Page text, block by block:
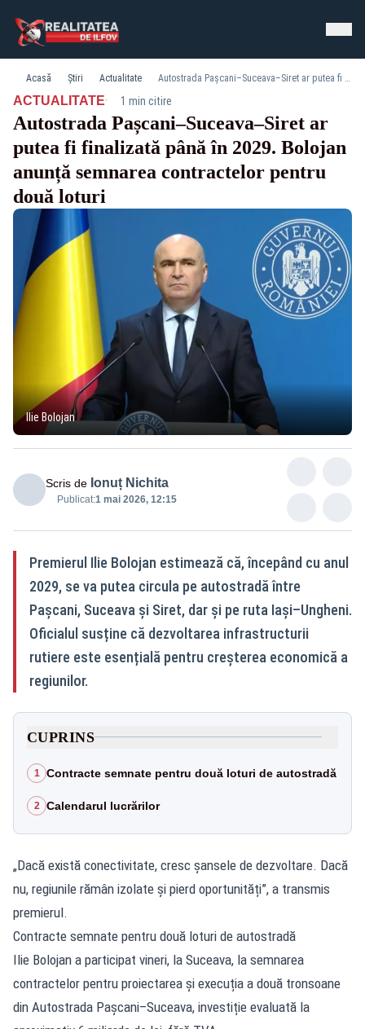
Acasă Știri Actualitate Autostrada Pașcani–Suceava–Siret ar putea fi finalizată până în 2029. Bolojan anunță semnarea contractelor pentru două loturi
ACTUALITATE· 1 min citire
Autostrada Pașcani–Suceava–Siret ar
putea fi finalizată până în 2029. Bolojan
anunță semnarea contractelor pentru
două loturi
Ilie Bolojan
Scris de Ionuț Nichita
Publicat:1 mai 2026, 12:15
Premierul Ilie Bolojan estimează că, începând cu anul
2029, se va putea circula pe autostradă între
Pașcani, Suceava și Siret, dar și pe ruta Iași–Ungheni.
Oficialul susține că dezvoltarea infrastructurii
rutiere este esențială pentru creșterea economică a
regiunilor.
CUPRINS
1 Contracte semnate pentru două loturi de autostradă
2 Calendarul lucrărilor
„Dacă există conectivitate, cresc șansele de dezvoltare. Dacă
nu, regiunile rămân izolate și pierd oportunități”, a transmis
premierul.
Contracte semnate pentru două loturi de autostradă
Ilie Bolojan a participat vineri, la Suceava, la semnarea
contractelor pentru proiectarea și execuția a două tronsoane
din Autostrada Pașcani–Suceava, investiție evaluată la